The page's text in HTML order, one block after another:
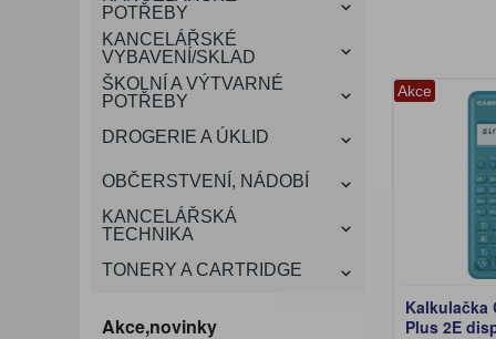
SMART DOPLŇKY
TAŠKY, KUFRY, AKTOVKY
A OBALY
TABULE, NÁSTĚNKY
POTŘEBY
KANCELÁŘSKÉ
VYBAVENÍ/SKLAD
ŠKOLNÍ A VÝTVARNÉ
POTŘEBY
DROGERIE A ÚKLID
OBČERSTVENÍ, NÁDOBÍ
KANCELÁŘSKÁ
TECHNIKA
TONERY A CARTRIDGE
Akce,novinky
Akce
Kalkulačka
Plus 2E